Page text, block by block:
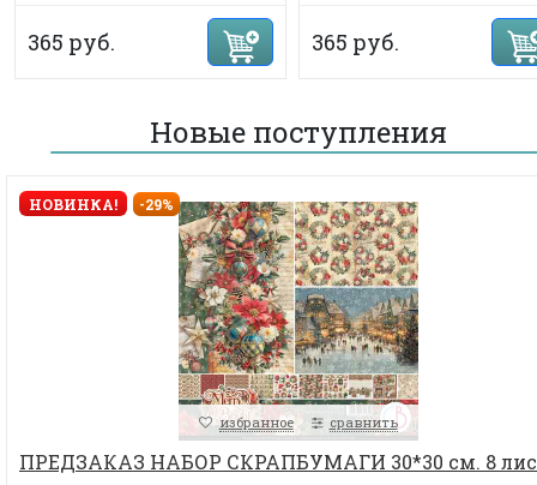
365 руб. 365 руб.
Новые поступления
НОВИНКА! -29%
избранное сравнить
ПРЕДЗАКАЗ НАБОР СКРАПБУМАГИ 30*30 см. 8